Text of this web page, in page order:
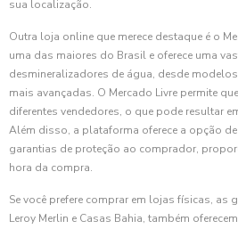
sua localização.
Outra loja online que merece destaque é o
uma das maiores do Brasil e oferece uma
desmineralizadores de água, desde
mais avançadas. O Mercado Livre permite
diferentes vendedores, o que pode resultar
Além disso, a plataforma oferece a opção
garantias de proteção ao comprador,
hora da compra.
Se você prefere comprar em lojas físicas, as
Leroy Merlin e Casas Bahia, também